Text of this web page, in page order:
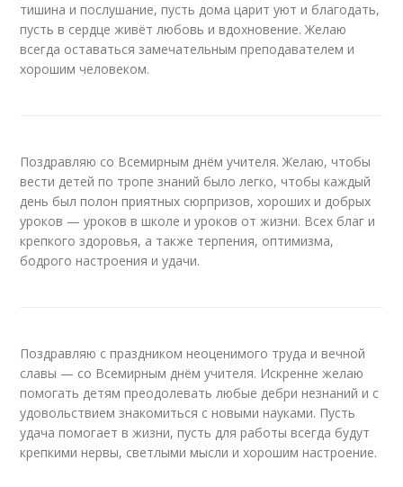
тишина и послушание, пусть дома царит уют и благодать,
пусть в сердце живёт любовь и вдохновение. Желаю
всегда оставаться замечательным преподавателем и
хорошим человеком.
Поздравляю со Всемирным днём учителя. Желаю, чтобы
вести детей по тропе знаний было легко, чтобы каждый
день был полон приятных сюрпризов, хороших и добрых
уроков — уроков в школе и уроков от жизни. Всех благ и
крепкого здоровья, а также терпения, оптимизма,
бодрого настроения и удачи.
Поздравляю с праздником неоценимого труда и вечной
славы — со Всемирным днём учителя. Искренне желаю
помогать детям преодолевать любые дебри незнаний и с
удовольствием знакомиться с новыми науками. Пусть
удача помогает в жизни, пусть для работы всегда будут
крепкими нервы, светлыми мысли и хорошим настроение.